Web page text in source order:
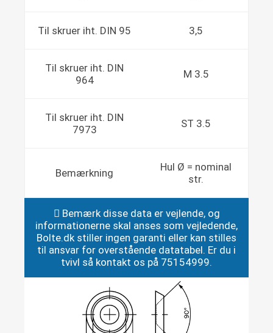
Til skruer iht. DIN 95 3,5
Til skruer iht. DIN
964
M 3.5
Til skruer iht. DIN
7973
ST 3.5
Bemærkning
Hul Ø = nominal
str.
Bemærk disse data er vejlende, og
informationerne skal anses som vejledende,
Bolte.dk stiller ingen garanti eller kan stilles
til ansvar for overstående datatabel. Er du i
tvivl så kontakt os på 75154999.